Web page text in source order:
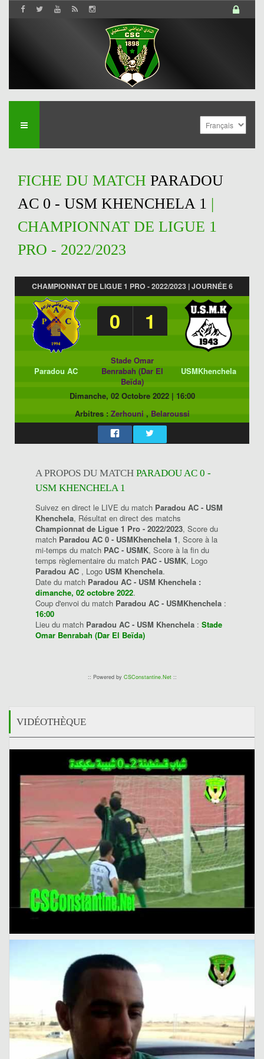
FICHE DU MATCH PARADOU
AC 0 - USM KHENCHELA 1 |
CHAMPIONNAT DE LIGUE 1
PRO - 2022/2023
CHAMPIONNAT DE LIGUE 1 PRO - 2022/2023 | JOURNÉE 6
0 1
Paradou AC
Stade Omar
Benrabah (Dar El
Beïda)
USMKhenchela
Dimanche, 02 Octobre 2022| 16:00
Arbitres : Zerhouni , Belaroussi
A PROPOS DU MATCH PARADOU AC 0 -
USM KHENCHELA 1
Suivez en direct le LIVE du match Paradou AC - USM
Khenchela, Résultat en direct des matchs
Championnat de Ligue 1 Pro - 2022/2023, Score du
match Paradou AC 0 - USMKhenchela 1, Score à la
mi-temps du match PAC - USMK, Score à la fin du
temps règlementaire du match PAC - USMK, Logo
Paradou AC , Logo USM Khenchela.
Date du match Paradou AC - USM Khenchela :
dimanche, 02 octobre 2022.
Coup d'envoi du match Paradou AC - USMKhenchela :
16:00
Lieu du match Paradou AC - USM Khenchela : Stade
Omar Benrabah (Dar El Beïda)
:: Powered by CSConstantine.Net::
VIDÉOTHÈQUE